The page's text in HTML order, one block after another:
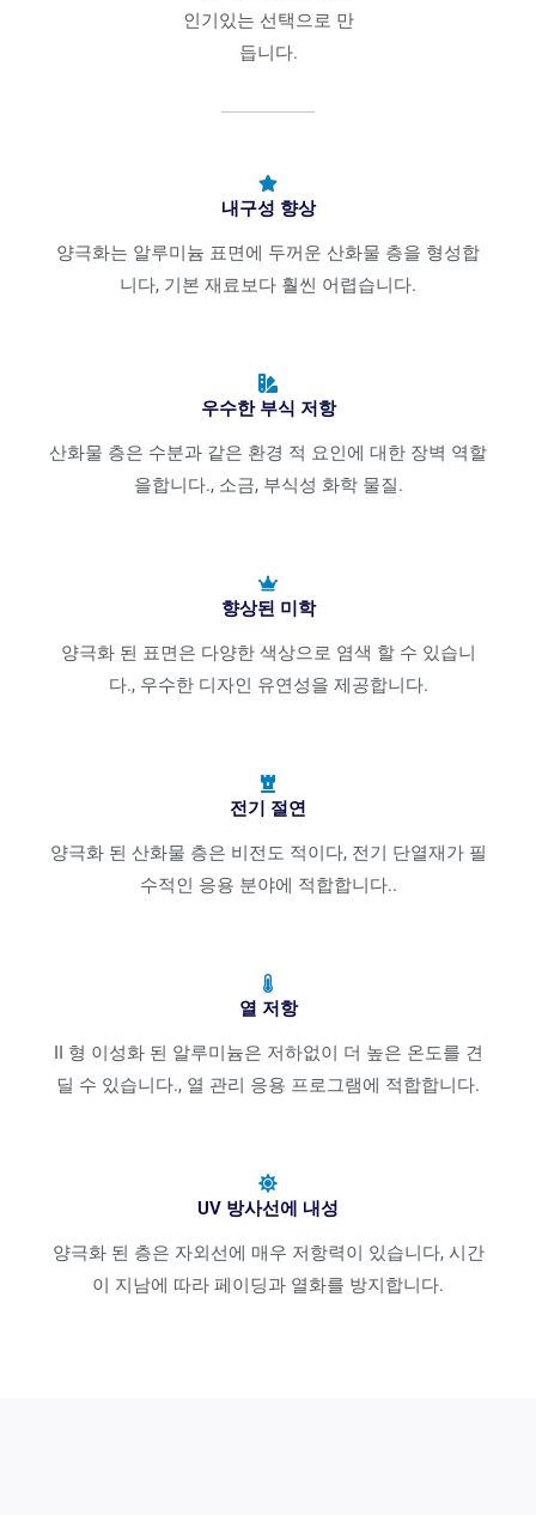
인기있는 선택으로 만
듭니다.
내구성 향상
양극화는 알루미늄 표면에 두꺼운 산화물 층을 형성합
니다, 기본 재료보다 훨씬 어렵습니다.
우수한 부식 저항
산화물 층은 수분과 같은 환경 적 요인에 대한 장벽 역할
을합니다., 소금, 부식성 화학 물질.
향상된 미학
양극화 된 표면은 다양한 색상으로 염색 할 수 있습니
다., 우수한 디자인 유연성을 제공합니다.
전기 절연
양극화 된 산화물 층은 비전도 적이다, 전기 단열재가 필
수적인 응용 분야에 적합합니다..
열 저항
II 형 이성화 된 알루미늄은 저하없이 더 높은 온도를 견
딜 수 있습니다., 열 관리 응용 프로그램에 적합합니다.
UV 방사선에 내성
양극화 된 층은 자외선에 매우 저항력이 있습니다, 시간
이 지남에 따라 페이딩과 열화를 방지합니다.